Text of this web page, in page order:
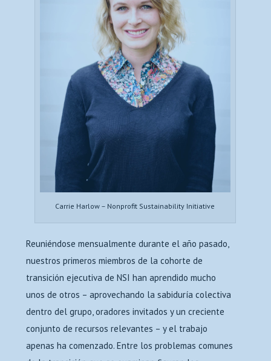
Carrie Harlow – Nonprofit Sustainability Initiative
Reuniéndose mensualmente durante el año pasado,
nuestros primeros miembros de la cohorte de
transición ejecutiva de NSI han aprendido mucho
unos de otros – aprovechando la sabiduría colectiva
dentro del grupo, oradores invitados y un creciente
conjunto de recursos relevantes – y el trabajo
apenas ha comenzado. Entre los problemas comunes